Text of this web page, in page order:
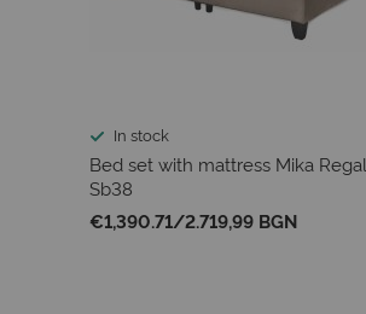
In stock
Bed set with mattress Mika
Sb38
€1,390.71/2.719,99 BGN